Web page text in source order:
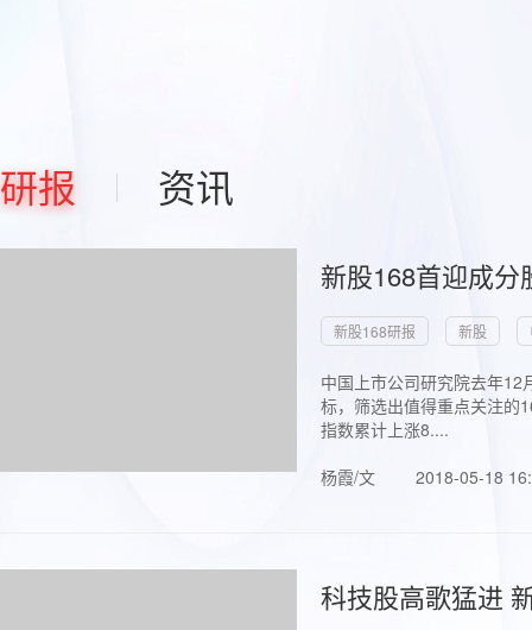
研报 资讯
新股168首迎成
新股168研报 新股
中国上市公司研究院去年
标，筛选出值得重点关注的
指数累计上涨8....
杨霞/文
2018-05-18
科技股高歌猛进